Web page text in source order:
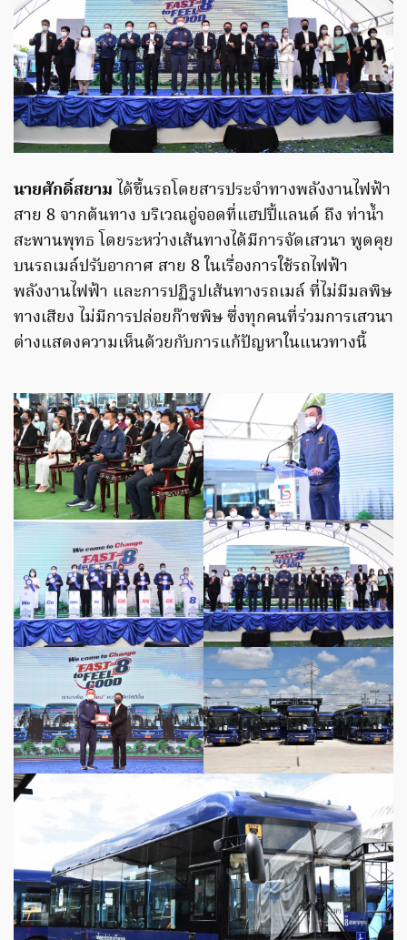
นายศักดิ์สยาม ได้ขึ้นรถโดยสารประจำทางพลังงานไฟฟ้า
สาย 8 จากต้นทาง บริเวณอู่จอดที่แฮปปี้แลนด์ ถึง ท่าน้ำ
สะพานพุทธ โดยระหว่างเส้นทางได้มีการจัดเสวนา พูดคุย
บนรถเมล์ปรับอากาศ สาย 8 ในเรื่องการใช้รถไฟฟ้า
พลังงานไฟฟ้า และการปฏิรูปเส้นทางรถเมล์ ที่ไม่มีมลพิษ
ทางเสียง ไม่มีการปล่อยก๊าซพิษ ซึ่งทุกคนที่ร่วมการเสวนา
ต่างแสดงความเห็นด้วยกับการแก้ปัญหาในแนวทางนี้